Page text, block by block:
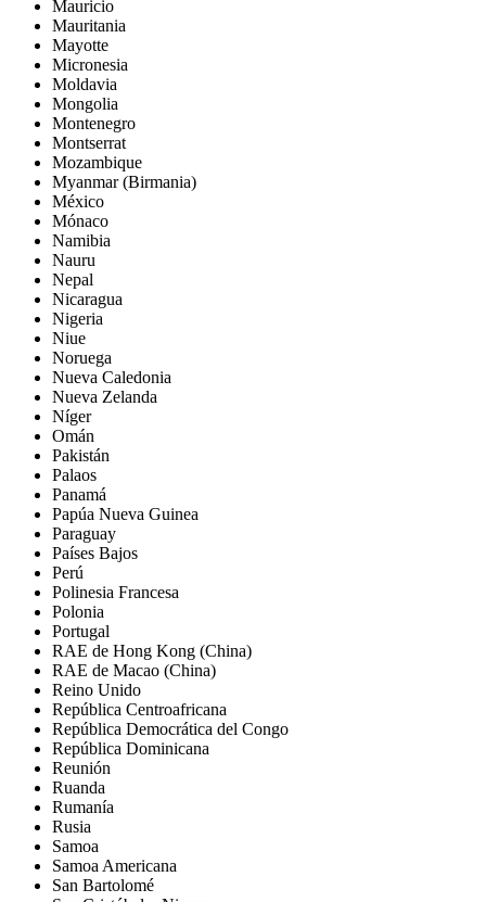
Mauricio
Mauritania
Mayotte
Micronesia
Moldavia
Mongolia
Montenegro
Montserrat
Mozambique
Myanmar (Birmania)
México
Mónaco
Namibia
Nauru
Nepal
Nicaragua
Nigeria
Niue
Noruega
Nueva Caledonia
Nueva Zelanda
Níger
Omán
Pakistán
Palaos
Panamá
Papúa Nueva Guinea
Paraguay
Países Bajos
Perú
Polinesia Francesa
Polonia
Portugal
RAE de Hong Kong (China)
RAE de Macao (China)
Reino Unido
República Centroafricana
República Democrática del Congo
República Dominicana
Reunión
Ruanda
Rumanía
Rusia
Samoa
Samoa Americana
San Bartolomé